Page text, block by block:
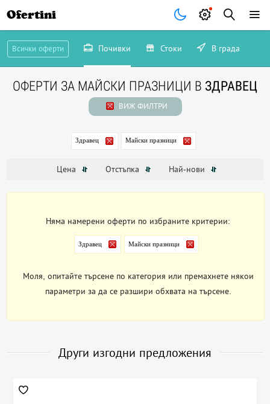
Ofertini
Всички оферти Почивки Стоки В града
ОФЕРТИ ЗА МАЙСКИ ПРАЗНИЦИ В ЗДРАВЕЦ
ВИЖ ФИЛТРИ
Здравец Майски празници
Цена Отстъпка Най-нови
Няма намерени оферти по избраните критерии:
Здравец Майски празници
Моля, опитайте търсене по категория или премахнете някои
параметри за да се разшири обхвата на търсене.
Други изгодни предложения